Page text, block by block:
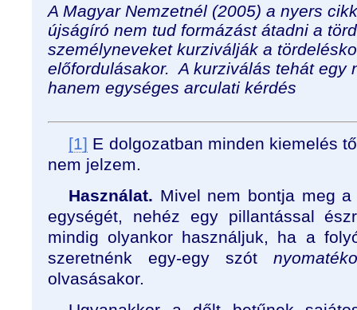
A Magyar Nemzetnél (2005) a nyers
újságíró nem tud formázást átadni a
személyneveket kurziválják a
előfordulásakor. A kurziválás tehát egy
hanem egységes arculati kérdés
[1] E dolgozatban minden kiemelés
nem jelzem.
Használat. Mivel nem bontja meg
egységét, nehéz egy pillantással
mindig olyankor használjuk, ha a
szeretnénk egy-egy szót
olvasásakor.